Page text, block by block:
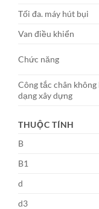
Tối đa. máy hút bụi
Van điều khiển
Chức năng
Công tắc chân không
dạng xây dựng
THUỘC TÍNH
B
B1
d
d3